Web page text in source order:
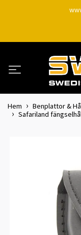
Hem
Benplattor &
Safariland